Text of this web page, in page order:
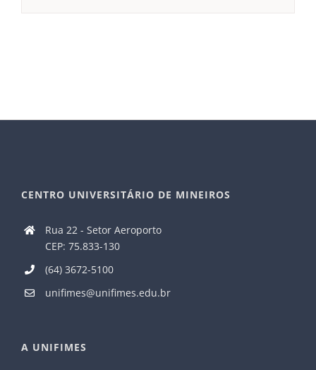
CENTRO UNIVERSITÁRIO DE MINEIROS
Rua 22 - Setor Aeroporto
CEP: 75.833-130
(64) 3672-5100
unifimes@unifimes.edu.br
A UNIFIMES